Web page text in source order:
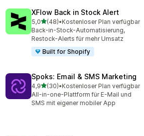
XFlow Back in Stock Alert
5,0von 5 Sternen
(48)
48 Rezensionen insgesamt
•Kostenloser Plan verfügbar
Back-in-Stock-Automatisierung,
Restock-Alerts für mehr Umsatz
Built for Shopify
Spoks: Email & SMS Marketing
4,9von 5 Sternen
(30)
30 Rezensionen insgesamt
•Kostenloser Plan verfügbar
All-in-one-Plattform für E-Mail und
SMS mit eigener mobiler App